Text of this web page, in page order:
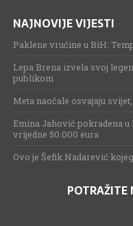
NAJNOVIJE VIJESTI
Paklene vrućine u BiH:
Lepa Brena izvela svoj
publikom
Meta naočale osvajaju
Emina Jahović pokradena
vrijedne 50.000 eura
Ovo je Šefik Nadarević
POTRAŽITE